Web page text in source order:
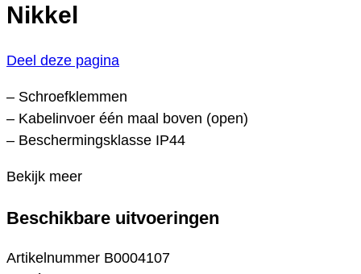
Nikkel
Deel deze pagina
– Schroefklemmen
– Kabelinvoer één maal boven (open)
– Beschermingsklasse IP44
Bekijk meer
Beschikbare uitvoeringen
Artikelnummer B0004107